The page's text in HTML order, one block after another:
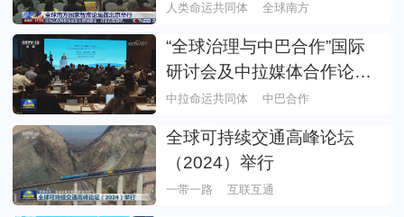
人类命运共同体 全球南方
“全球治理与中巴合作”国际
研讨会及中拉媒体合作论坛
在巴西举行
中拉命运共同体 中巴合作
全球可持续交通高峰论坛
（2024）举行
一带一路 互联互通